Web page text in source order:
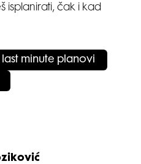
isplanirati, čak i kad
last minute planovi